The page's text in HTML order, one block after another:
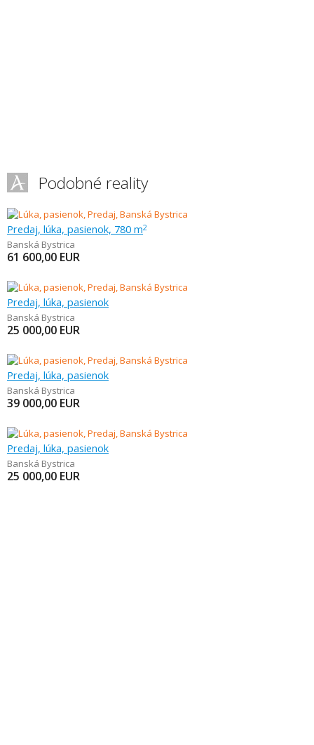
Podobné reality
Predaj, lúka, pasienok, 780 m2
Banská Bystrica
61 600,00 EUR
Predaj, lúka, pasienok
Banská Bystrica
25 000,00 EUR
Predaj, lúka, pasienok
Banská Bystrica
39 000,00 EUR
Predaj, lúka, pasienok
Banská Bystrica
25 000,00 EUR